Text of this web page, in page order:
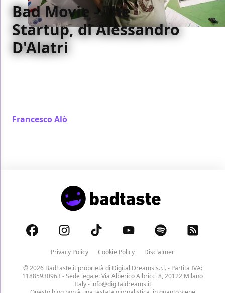
Bad Movie - The
Startup, di Alessandro
D'Alatri
Francesco Alò
Privacy Policy Cookie Policy
Disclaimer
© 2026 BadTaste.it proprietà di Digital Dreams s.r.l.- Partita IVA:
11885930963 - Sede legale: Via Alberico Albricci 8, 20122 Milano
Italy - info@digitaldreams.it